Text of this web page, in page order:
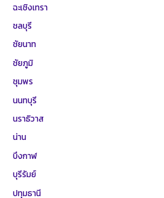
ฉะเชิงเทรา
ชลบุรี
ชัยนาท
ชัยภูมิ
ชุมพร
นนทบุรี
นราธิวาส
น่าน
บึงกาฬ
บุรีรัมย์
ปทุมธานี